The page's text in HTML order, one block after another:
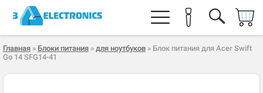
Главная » Блоки питания » для ноутбуков » Блок питания для Acer Swift
Go 14 SFG14-41